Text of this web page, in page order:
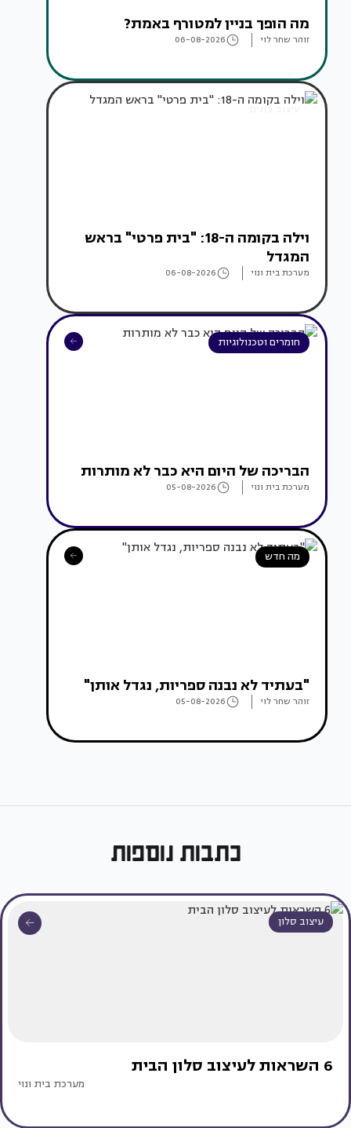
מה הופך בניין למטורף באמת?
זוהר שחר לוי 06-08-2026
עיצוב בתים
וילה בקומה ה-18: "בית פרטי" בראש
המגדל
מערכת בית ונוי 06-08-2026
חומרים וטכנולוגיות
הבריכה של היום היא כבר לא מותרות
מערכת בית ונוי 05-08-2026
מה חדש
"בעתיד לא נבנה ספריות, נגדל אותן"
זוהר שחר לוי 05-08-2026
כתבות נוספות
עיצוב סלון
6 השראות לעיצוב סלון הבית
מערכת בית ונוי